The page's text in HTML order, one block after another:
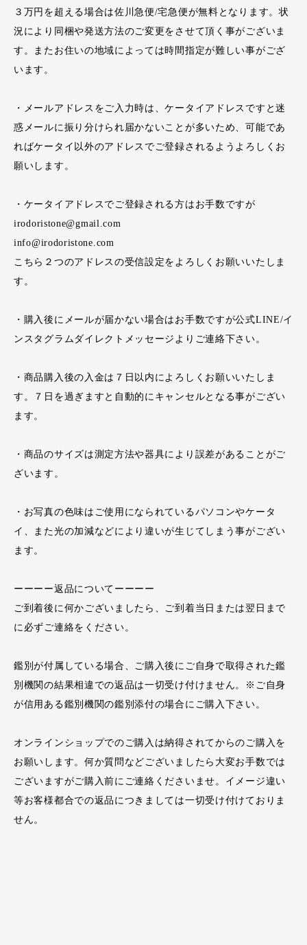
３万円を超える場合は佐川急便/宅急便が無料となります。状
況により同梱や発送方法のご変更をさせて頂く事がございま
す。またお住いの地域によっては時間指定が難しい事がござ
います。
・メールアドレスをご入力時は、ケータイアドレスですと迷
惑メールに振り分けられ届かないことが多いため、可能であ
ればケータイ以外のアドレスでご登録されるようよろしくお
願いします。
・ケータイアドレスでご登録される方はお手数ですが
irodoristone@gmail.com
info@irodoristone.com
こちら２つのアドレスの受信設定をよろしくお願いいたしま
す。
・購入後にメールが届かない場合はお手数ですが公式LINE/イ
ンスタグラムダイレクトメッセージよりご連絡下さい。
・商品購入後の入金は７日以内によろしくお願いいたしま
す。７日を過ぎますと自動的にキャンセルとなる事がござい
ます。
・商品のサイズは測定方法や器具により誤差があることがご
ざいます。
・お写真の色味はご使用になられているパソコンやケータ
イ、また光の加減などにより違いが生じてしまう事がござい
ます。
ーーーー返品についてーーーー
ご到着後に何かございましたら、ご到着当日または翌日まで
に必ずご連絡をください。
鑑別が付属している場合、ご購入後にご自身で取得された鑑
別機関の結果相違での返品は一切受け付けません。※ご自身
が信用ある鑑別機関の鑑別添付の場合にご購入下さい。
オンラインショップでのご購入は納得されてからのご購入を
お願いします。何か質問などございましたら大変お手数では
ございますがご購入前にご連絡くださいませ。イメージ違い
等お客様都合での返品につきましては一切受け付けておりま
せん。